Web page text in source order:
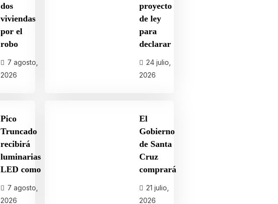
dos
viviendas
por el
robo
7 agosto,
2026
Pico
Truncado
recibirá
luminarias
LED como
7 agosto,
2026
proyecto
de ley
para
declarar
24 julio,
2026
El
Gobierno
de Santa
Cruz
comprará
21 julio,
2026